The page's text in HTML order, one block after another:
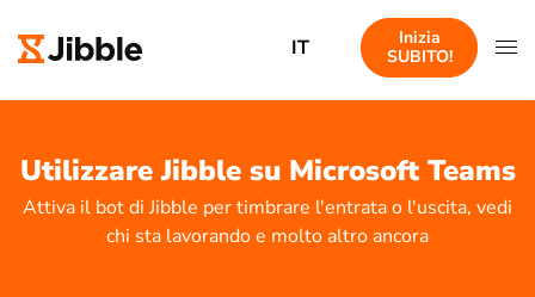
IT
Inizia
SUBITO!
Utilizzare Jibble su Microsoft Teams
Attiva il bot di Jibble per timbrare l'entrata o l'uscita, vedi
chi sta lavorando e molto altro ancora